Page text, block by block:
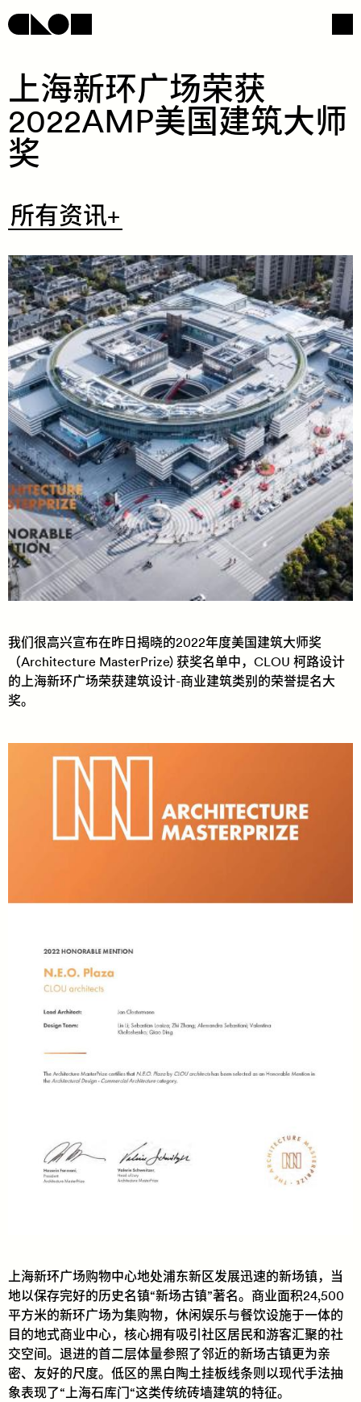
网页导航 社交媒体
/
​上​​海​​新​​环​​广​​场​​荣​​获​
2022AMP​美​​国​​建​​筑​​大​​师​​
奖​
​所有资讯+
所有资讯+
我们很高兴宣布在昨日揭晓的2022年度美国建筑大师奖
（Architecture MasterPrize) 获奖名单中，CLOU 柯路设计
的上海新环广场荣获建筑设计-商业建筑类别的荣誉提名大
奖。
上海新环广场购物中心地处浦东新区发展迅速的新场镇，当
地以保存完好的历史名镇“新场古镇”著名。商业面积24,500
平方米的新环广场为集购物，休闲娱乐与餐饮设施于一体的
目的地式商业中心，核心拥有吸引社区居民和游客汇聚的社
交空间。退进的首二层体量参照了邻近的新场古镇更为亲
密、友好的尺度。低区的黑白陶土挂板线条则以现代手法抽
象表现了“上海石库门“这类传统砖墙建筑的特征。